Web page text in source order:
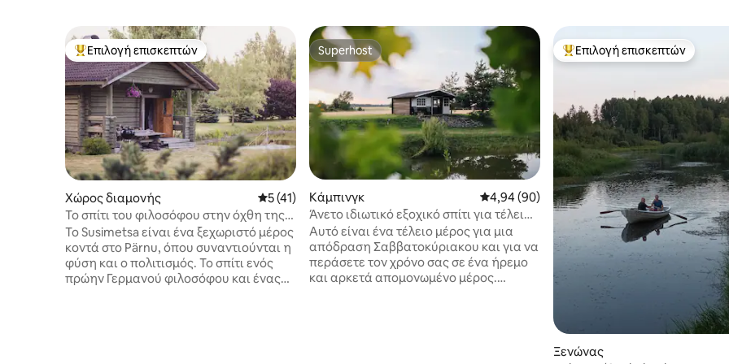
Κορυφαία επιλογή επισκεπτών
Επιλογή επισκεπτών
Χώρος διαμονής Μέση βαθμολογία: 5 στα 5, 41 κριτικές
5 (41)
Το σπίτι του φιλοσόφου στην όχθη της
λίμνης: σάουνα και τζακούζι
Το Susimetsa είναι ένα ξεχωριστό μέρος
κοντά στο Pärnu, όπου συναντιούνται η
φύση και ο πολιτισμός. Το σπίτι ενός
πρώην Γερμανού φιλοσόφου και ένας
Superhost
Superhost
Κάμπινγκ Μέση βαθμολογία: 4,94 στα 5, 90 κριτικές
4,94 (90)
Άνετο ιδιωτικό εξοχικό σπίτι για τέλεια
απόδραση
Αυτό είναι ένα τέλειο μέρος για μια
απόδραση Σαββατοκύριακου και για να
περάσετε τον χρόνο σας σε ένα ήρεμο
και αρκετά απομονωμένο μέρος.
Κορυφαία επιλογή επισκεπτών
Επιλογή επισκεπτών
Ξενώνας